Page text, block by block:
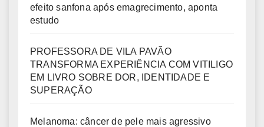
efeito sanfona após emagrecimento, aponta
estudo
PROFESSORA DE VILA PAVÃO
TRANSFORMA EXPERIÊNCIA COM VITILIGO
EM LIVRO SOBRE DOR, IDENTIDADE E
SUPERAÇÃO
Melanoma: câncer de pele mais agressivo